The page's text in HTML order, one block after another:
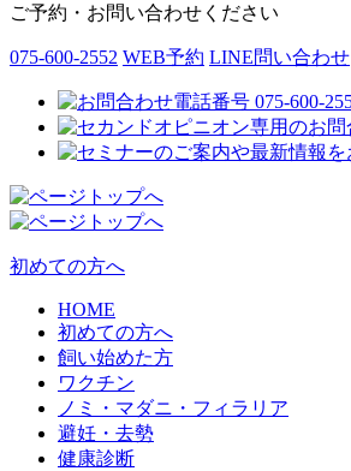
ご予約・お問い合わせください
075-600-2552 WEB予約 LINE問い合わせ
初めての方へ
HOME
初めての方へ
飼い始めた方
ワクチン
ノミ・マダニ・フィラリア
避妊・去勢
健康診断